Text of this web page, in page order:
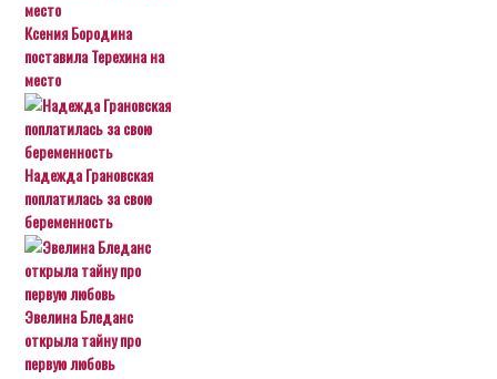
Ксения Бородина
поставила Терехина на
место
Надежда Грановская
поплатилась за свою
беременность
Эвелина Бледанс
открыла тайну про
первую любовь